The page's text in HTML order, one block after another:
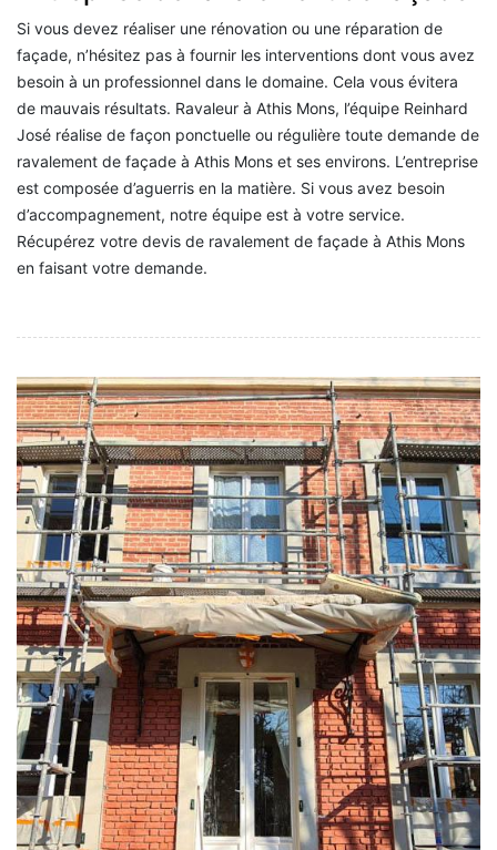
Si vous devez réaliser une rénovation ou une réparation de
façade, n’hésitez pas à fournir les interventions dont vous avez
besoin à un professionnel dans le domaine. Cela vous évitera
de mauvais résultats. Ravaleur à Athis Mons, l’équipe Reinhard
José réalise de façon ponctuelle ou régulière toute demande de
ravalement de façade à Athis Mons et ses environs. L’entreprise
est composée d’aguerris en la matière. Si vous avez besoin
d’accompagnement, notre équipe est à votre service.
Récupérez votre devis de ravalement de façade à Athis Mons
en faisant votre demande.